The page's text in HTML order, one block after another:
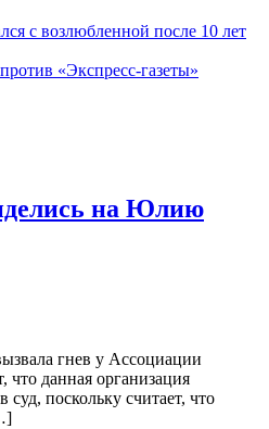
с возлюбленной после 10 лет
«Экспресс-газеты»
на Юлию
гнев у Ассоциации
данная организация
поскольку считает, что